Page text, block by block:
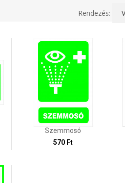
Rendezés:
Szemmosó
570 Ft